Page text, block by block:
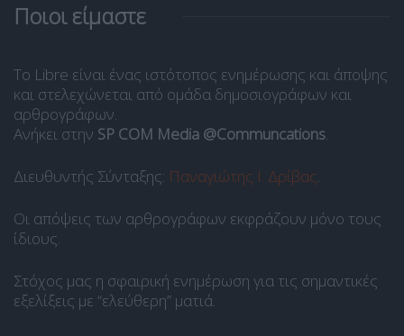
Ποιοι είμαστε
Το Libre είναι ένας ιστότοπος ενημέρωσης και άποψης
και στελεχώνεται από ομάδα δημοσιογράφων και
αρθρογράφων.
Ανήκει στην SP COM Media @Communcations.
Διευθυντής Σύνταξης: Παναγιώτης Ι. Δρίβας.
Οι απόψεις των αρθρογράφων εκφράζουν μόνο τους
ίδιους.
Στόχος μας η σφαιρική ενημέρωση για τις σημαντικές
εξελίξεις με “ελεύθερη” ματιά.